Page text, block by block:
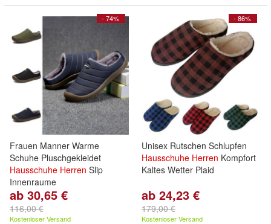
- 74%
Frauen Manner Warme
Schuhe Pluschgekleidet
Hausschuhe Herren Slip
Innenraume
ab 30,65 €
116,00 €
Kostenloser Versand
- 86%
Unisex Rutschen Schlupfen
Hausschuhe Herren Kompfort
Kaltes Wetter Plaid
ab 24,23 €
179,00 €
Kostenloser Versand